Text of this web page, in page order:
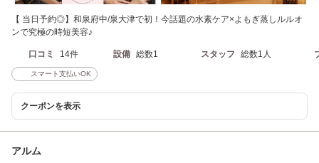
【 当日予約◎】和泉府中/泉大津で初！今話題の水素ケア×よもぎ蒸しルルオ
ンで究極の時短美容♪
口コミ 14件 設備 総数1 スタッフ 総数1人
スマート支払いOK
クーポンを表示
アルム